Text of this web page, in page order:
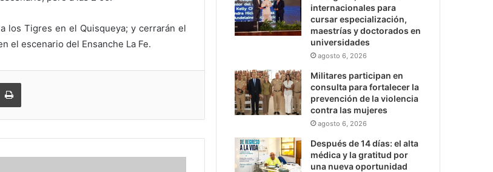
los Tigres en el Quisqueya; y cerrarán el
el escenario del Ensanche La Fe.
via Email Imprimi
internacionales para
cursar especialización,
maestrías y doctorados en
universidades
agosto 6, 2026
Militares participan en
consulta para fortalecer la
prevención de la violencia
contra las mujeres
agosto 6, 2026
Después de 14 días: el alta
médica y la gratitud por
una nueva oportunidad